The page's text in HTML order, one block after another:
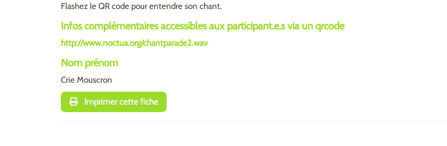
Flashez le QR code pour entendre son chant.
Infos complémentaires accessibles aux participant.e.s via un qrcode
http://www.noctua.org/chantparade2.wav
Nom prénom
Crie Mouscron
Imprimer cette fiche